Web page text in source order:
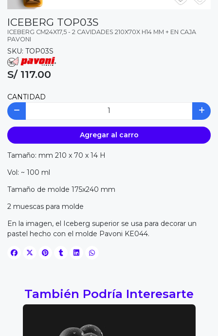
ICEBERG TOP03S
ICEBERG CM24X17,5 - 2 CAVIDADES 210X70X H14 MM + EN CAJA
PAVONI
SKU: TOP03S
S/ 117.00
CANTIDAD
Agregar al carro
Tamaño: mm 210 x 70 x 14 H
Vol: ~ 100 ml
Tamaño de molde 175x240 mm
2 muescas para molde
En la imagen, el Iceberg superior se usa para decorar un
pastel hecho con el molde Pavoni KE044.
También Podría Interesarte